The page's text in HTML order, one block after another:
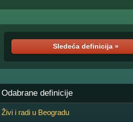
Sledeća definicija »
Odabrane definicije
Živi i radi u Beogradu